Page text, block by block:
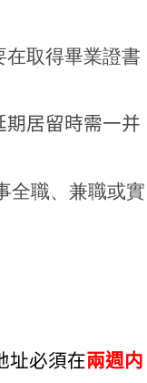
在取得畢業證書
期居留時需一并
全職、兼職或實
址必須在兩週内